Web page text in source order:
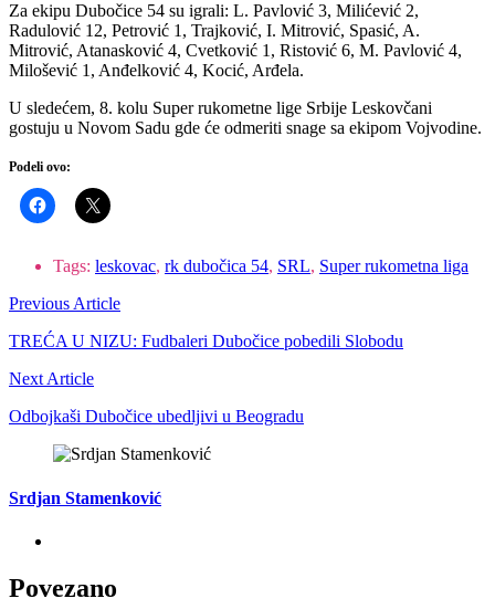
Za ekipu Dubočice 54 su igrali: L. Pavlović 3, Milićević 2,
Radulović 12, Petrović 1, Trajković, I. Mitrović, Spasić, A.
Mitrović, Atanasković 4, Cvetković 1, Ristović 6, M. Pavlović 4,
Milošević 1, Anđelković 4, Kocić, Arđela.
U sledećem, 8. kolu Super rukometne lige Srbije Leskovčani
gostuju u Novom Sadu gde će odmeriti snage sa ekipom Vojvodine.
Podeli ovo:
Tags: leskovac, rk dubočica 54, SRL, Super rukometna liga
Previous Article
TREĆA U NIZU: Fudbaleri Dubočice pobedili Slobodu
Next Article
Odbojkaši Dubočice ubedljivi u Beogradu
Srdjan Stamenković
Povezano